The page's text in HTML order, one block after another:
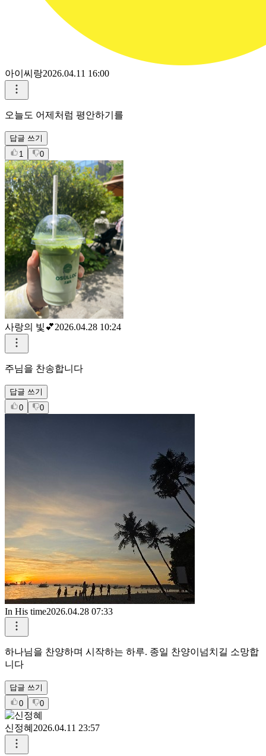
아이씨랑2026.04.11 16:00
오늘도 어제처럼 평안하기를
답글 쓰기
1
0
사랑의 빛💕2026.04.28 10:24
주님을 찬송합니다
답글 쓰기
0
0
In His time2026.04.28 07:33
하나님을 찬양하며 시작하는 하루. 종일 찬양이넘치길 소망합
니다
답글 쓰기
0
0
신정혜 2026.04.11 23:57